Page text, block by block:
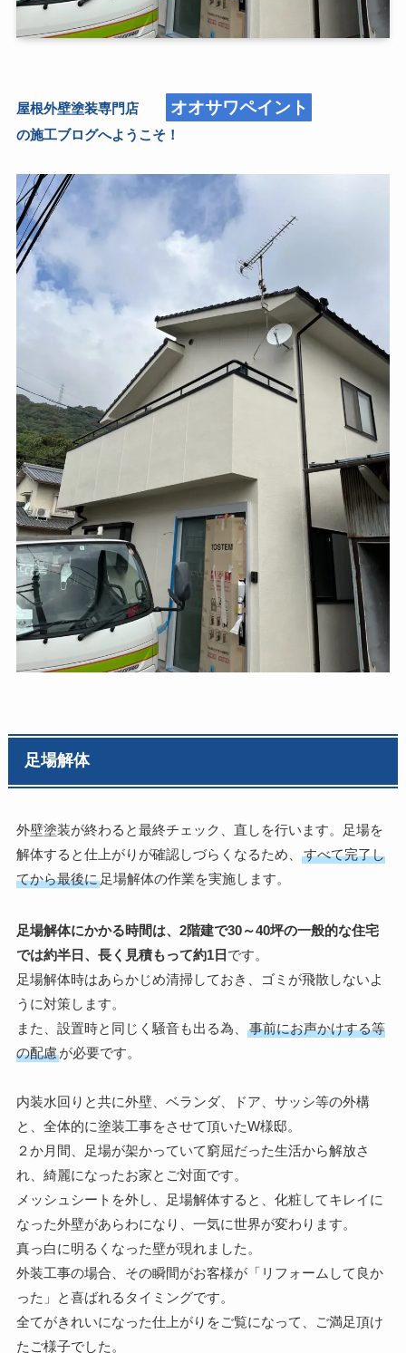
屋根外壁塗装専門店 オオサワペイント
の施工ブログへようこそ！
足場解体
外壁塗装が終わると最終チェック、直しを行います。足場を
解体すると仕上がりが確認しづらくなるため、
すべて完了し
てから最後に足場解体の作業を実施します。
足場解体にかかる時間は、2階建で30～40坪の一般的な住宅
では約半日、長く見積もって約1日 です。
足場解体時はあらかじめ清掃しておき、ゴミが飛散しないよ
うに対策します。
また、設置時と同じく騒音も出る為、
事前にお声かけする等
の配慮が必要です。
内装水回りと共に外壁、ベランダ、ドア、サッシ等の外構
と、全体的に塗装工事をさせて頂いたW様邸。
２か月間、足場が架かっていて窮屈だった生活から解放さ
れ、綺麗になったお家とご対面です。
メッシュシートを外し、足場解体すると、化粧してキレイに
なった外壁があらわになり、一気に世界が変わります。
真っ白に明るくなった壁が現れました。
外装工事の場合、その瞬間がお客様が「リフォームして良か
った」と喜ばれるタイミングです。
全てがきれいになった仕上がりをご覧になって、ご満足頂け
たご様子でした。